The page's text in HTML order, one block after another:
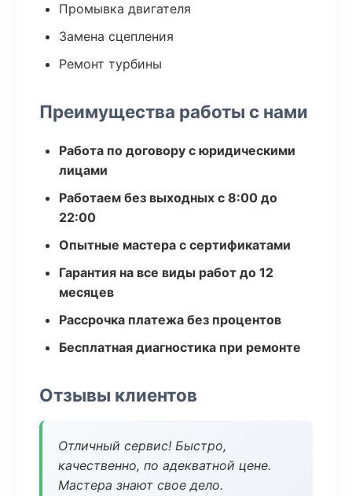
Промывка двигателя
Замена сцепления
Ремонт турбины
Преимущества работы с нами
Работа по договору с юридическими
лицами
Работаем без выходных с 8:00 до
22:00
Опытные мастера с сертификатами
Гарантия на все виды работ до 12
месяцев
Рассрочка платежа без процентов
Бесплатная диагностика при ремонте
Отзывы клиентов
Отличный сервис! Быстро,
качественно, по адекватной цене.
Мастера знают свое дело.